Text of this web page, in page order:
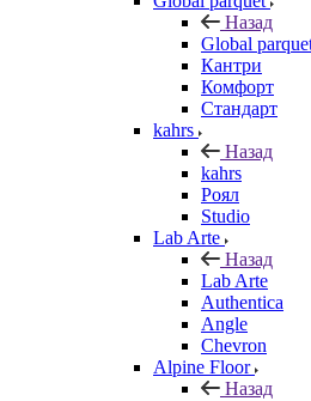
Назад
Global
Кантри
Комфорт
Стандарт
kahrs
Назад
kahrs
Роял
Studio
Lab Arte
Назад
Lab Arte
Authentica
Angle
Chevron
Alpine Floor
Назад